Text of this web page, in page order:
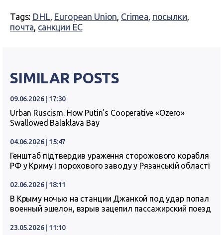
Tags: DHL, European Union, Crimea, посылки,
почта, санкции ЕС
SIMILAR POSTS
09.06.2026 | 17:30
Urban Ruscism. How Putin’s Cooperative «Ozero»
Swallowed Balaklava Bay
04.06.2026 | 15:47
Генштаб підтвердив ураження сторожового корабля
РФ у Криму і порохового заводу у Рязанській області
02.06.2026 | 18:11
В Крыму ночью на станции Джанкой под удар попал
военный эшелон, взрыв зацепил пассажирский поезд
23.05.2026 | 11:10